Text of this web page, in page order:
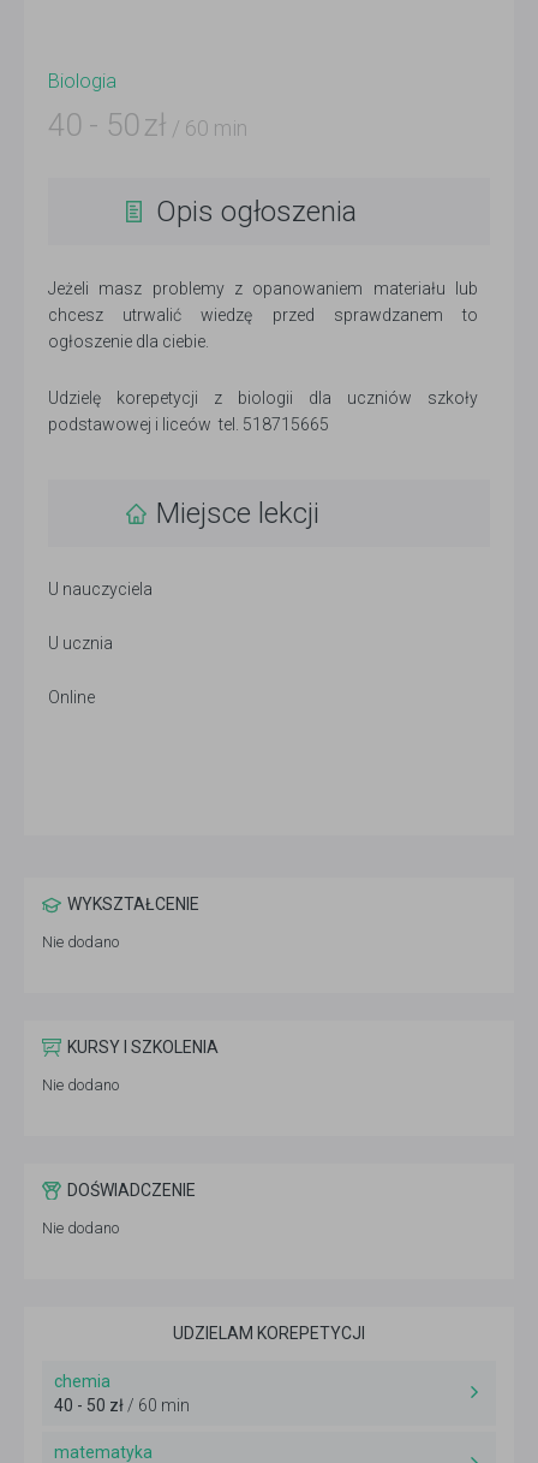
Biologia
40 - 50 zł / 60 min
Opis ogłoszenia
Jeżeli masz problemy z opanowaniem materiału lub
chcesz utrwalić wiedzę przed sprawdzanem to
ogłoszenie dla ciebie.
Udzielę korepetycji z biologii dla uczniów szkoły
podstawowej i liceów tel. 518715665
Miejsce lekcji
U nauczyciela
U ucznia
Online
WYKSZTAŁCENIE
Nie dodano
KURSY I SZKOLENIA
Nie dodano
DOŚWIADCZENIE
Nie dodano
UDZIELAM KOREPETYCJI
chemia
40 - 50 zł / 60 min
matematyka